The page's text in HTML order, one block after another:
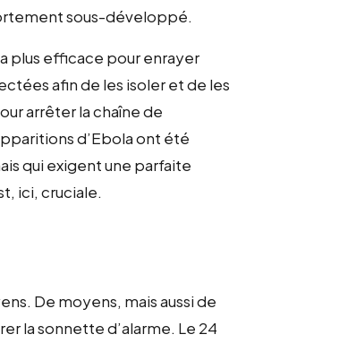
sous-développé.
plus efficace pour enrayer
afin de les isoler et de les
arrêter la chaîne de
d’Ebola ont été
qui exigent une parfaite
ici, cruciale.
De moyens, mais aussi de
la sonnette d’alarme. Le 24